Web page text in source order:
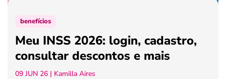
benefícios
Meu INSS 2026: login, cadastro,
consultar descontos e mais
09 JUN 26 | Kamilla Aires